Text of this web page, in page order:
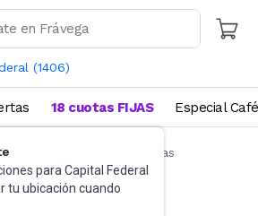
(1406)
para Capital Federal
tu ubicación cuando
18 cuotas FIJAS Especial Café
y Papelería Calculadoras